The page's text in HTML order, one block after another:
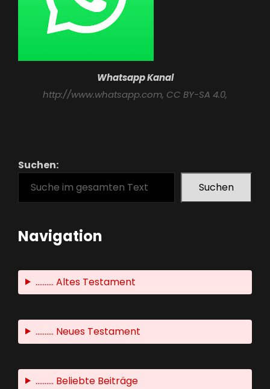
Whatsapp Kanal
http://www.whatsapp.com, CC BY-SA 4.0,
Suchen:
Suchen
Navigation
.......... Altes Testament
.......... Neues Testament
.......... Beliebte Beiträge